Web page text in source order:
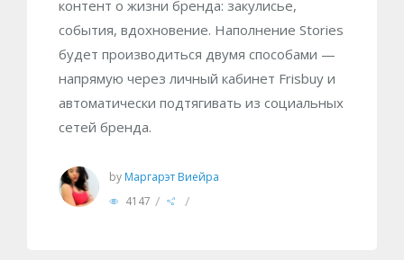
контент о жизни бренда: закулисье,
события, вдохновение. Наполнение Stories
будет производиться двумя способами —
напрямую через личный кабинет Frisbuy и
автоматически подтягивать из социальных
сетей бренда.
by Маргарэт Виейра
4147 / /